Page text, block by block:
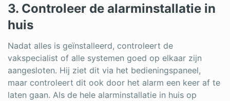
3. Controleer de alarminstallatie in
huis
Nadat alles is geïnstalleerd, controleert de
vakspecialist of alle systemen goed op elkaar zijn
aangesloten. Hij ziet dit via het bedieningspaneel,
maar controleert dit ook door het alarm een keer af te
laten gaan. Als de hele alarminstallatie in huis op